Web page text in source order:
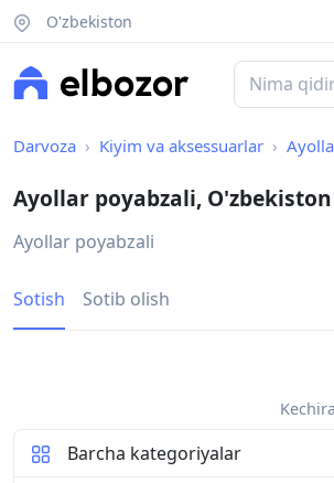
O'zbekiston
Darvoza Kiyim va aksessuarlar
Ayollar poyabzali, O'zbekiston
Ayollar poyabzali
Sotish Sotib olish
Barcha kategoriyalar